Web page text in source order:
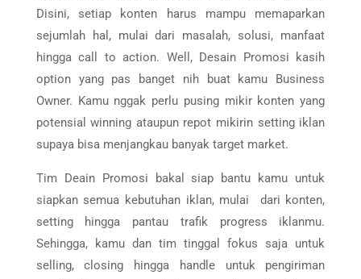
Disini, setiap konten harus mampu memaparkan
sejumlah hal, mulai dari masalah, solusi, manfaat
hingga call to action. Well, Desain Promosi kasih
option yang pas banget nih buat kamu Business
Owner. Kamu nggak perlu pusing mikir konten yang
potensial winning ataupun repot mikirin setting iklan
supaya bisa menjangkau banyak target market.
Tim Deain Promosi bakal siap bantu kamu untuk
siapkan semua kebutuhan iklan, mulai dari konten,
setting hingga pantau trafik progress iklanmu.
Sehingga, kamu dan tim tinggal fokus saja untuk
selling, closing hingga handle untuk pengiriman